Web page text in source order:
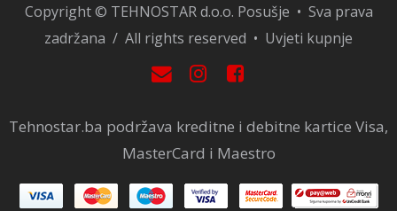
Copyright © TEHNOSTAR d.o.o. Posušje • Sva prava
zadržana / All rights reserved • Uvjeti kupnje
Tehnostar.ba podržava kreditne i debitne kartice Visa,
MasterCard i Maestro